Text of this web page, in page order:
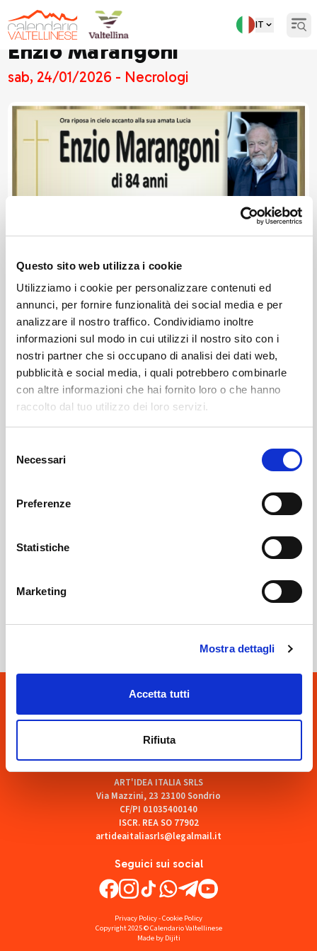
Questo sito web utilizza i cookie
Utilizziamo i cookie per personalizzare contenuti ed
annunci, per fornire funzionalità dei social media e per
analizzare il nostro traffico. Condividiamo inoltre
informazioni sul modo in cui utilizzi il nostro sito con i
nostri partner che si occupano di analisi dei dati web,
pubblicità e social media, i quali potrebbero combinarle
con altre informazioni che hai fornito loro o che hanno
raccolto dal tuo utilizzo dei loro servizi.
delNecessari
Preferenze
Statistiche
Marketing
Mostra dettagli
Accetta tutti
Rifiuta
IT
Enzio Marangoni
sab, 24/01/2026 - Necrologi
Leggi qui il necrologio:
https://www.onoranzefunebrisof.it/memorials/enzio-
marangoni/
Necrologi
Sondrio
Seguici sui social
ART'IDEA ITALIA SRLS
Via Mazzini, 23 23100 Sondrio
CF/PI 01035400140
ISCR. REA SO 77902
artideaitaliasrls@legalmail.it
Privacy Policy-Cookie Policy
Copyright 2025 © Calendario Valtellinese
Made by Dijiti